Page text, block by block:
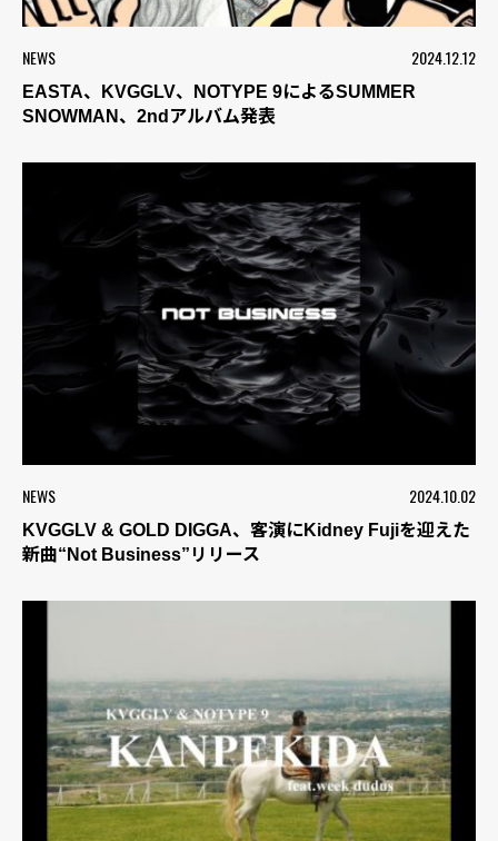
NEWS 2024.12.12
EASTA、KVGGLV、NOTYPE 9によるSUMMER
SNOWMAN、2ndアルバム発表
NEWS 2024.10.02
KVGGLV & GOLD DIGGA、客演にKidney Fujiを迎えた
新曲“Not Business”リリース